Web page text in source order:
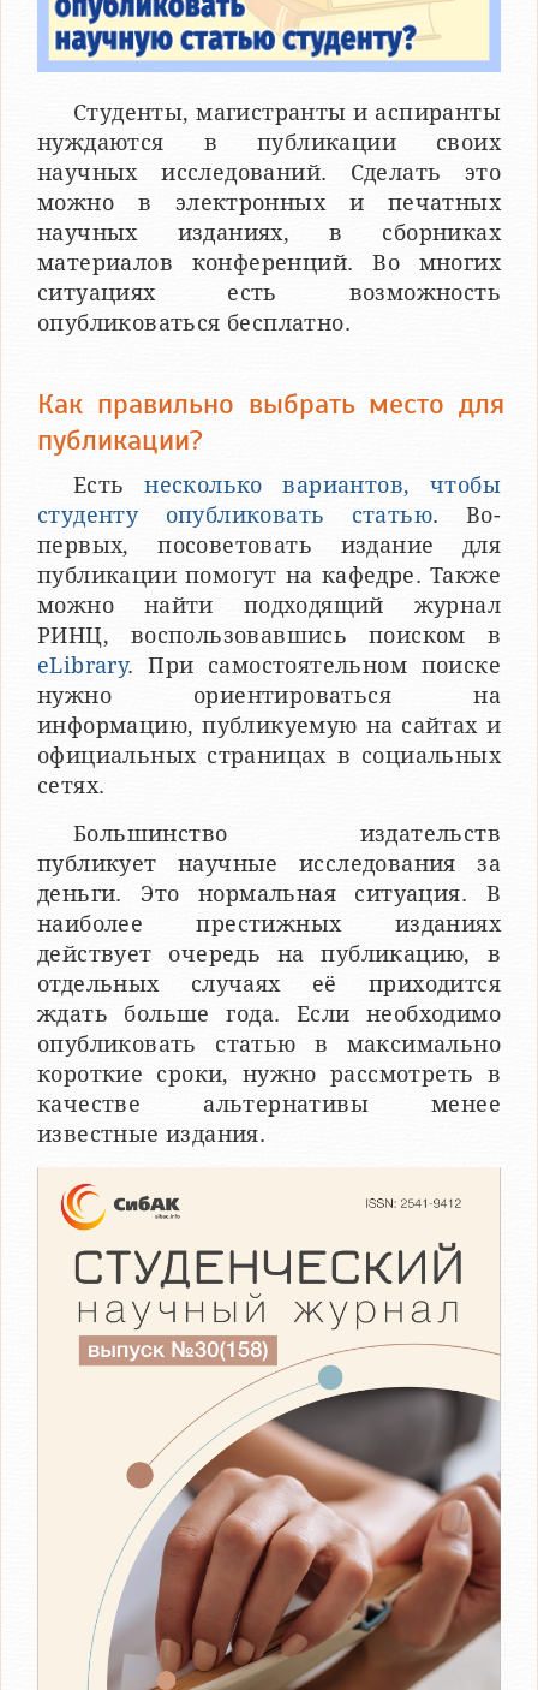
Студенты, магистранты и аспиранты
нуждаются в публикации своих
научных исследований. Сделать это
можно в электронных и печатных
научных изданиях, в сборниках
материалов конференций. Во многих
ситуациях есть возможность
опубликоваться бесплатно.
Как правильно выбрать место для
публикации?
Естьнесколько вариантов, чтобы
студенту опубликовать статью. Во-
первых, посоветовать издание для
публикации помогут на кафедре. Также
можно найти подходящий журнал
РИНЦ, воспользовавшись поиском в
eLibrary. При самостоятельном поиске
нужно ориентироваться на
информацию, публикуемую на сайтах и
официальных страницах в социальных
сетях.
Большинство издательств
публикует научные исследования за
деньги. Это нормальная ситуация. В
наиболее престижных изданиях
действует очередь на публикацию, в
отдельных случаях её приходится
ждать больше года. Если необходимо
опубликовать статью в максимально
короткие сроки, нужно рассмотреть в
качестве альтернативы менее
известные издания.